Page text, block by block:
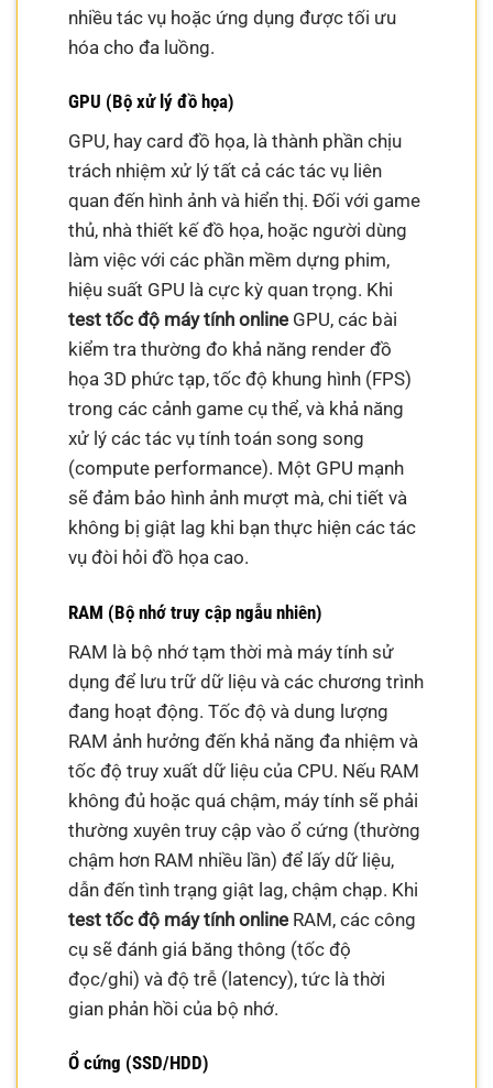
nhiều tác vụ hoặc ứng dụng được tối ưu
hóa cho đa luồng.
GPU (Bộ xử lý đồ họa)
GPU, hay card đồ họa, là thành phần chịu
trách nhiệm xử lý tất cả các tác vụ liên
quan đến hình ảnh và hiển thị. Đối với game
thủ, nhà thiết kế đồ họa, hoặc người dùng
làm việc với các phần mềm dựng phim,
hiệu suất GPU là cực kỳ quan trọng. Khi
test tốc độ máy tính online GPU, các bài
kiểm tra thường đo khả năng render đồ
họa 3D phức tạp, tốc độ khung hình (FPS)
trong các cảnh game cụ thể, và khả năng
xử lý các tác vụ tính toán song song
(compute performance). Một GPU mạnh
sẽ đảm bảo hình ảnh mượt mà, chi tiết và
không bị giật lag khi bạn thực hiện các tác
vụ đòi hỏi đồ họa cao.
RAM (Bộ nhớ truy cập ngẫu nhiên)
RAM là bộ nhớ tạm thời mà máy tính sử
dụng để lưu trữ dữ liệu và các chương trình
đang hoạt động. Tốc độ và dung lượng
RAM ảnh hưởng đến khả năng đa nhiệm và
tốc độ truy xuất dữ liệu của CPU. Nếu RAM
không đủ hoặc quá chậm, máy tính sẽ phải
thường xuyên truy cập vào ổ cứng (thường
chậm hơn RAM nhiều lần) để lấy dữ liệu,
dẫn đến tình trạng giật lag, chậm chạp. Khi
test tốc độ máy tính online RAM, các công
cụ sẽ đánh giá băng thông (tốc độ
đọc/ghi) và độ trễ (latency), tức là thời
gian phản hồi của bộ nhớ.
Ổ cứng (SSD/HDD)